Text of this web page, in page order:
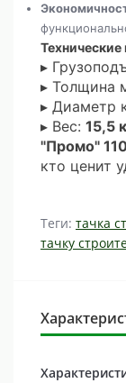
▸
▸ Толщина
▸ Диаметр
▸ Вес: 15,5
"Промо"
кто ценит
Теги: тачка
тачку